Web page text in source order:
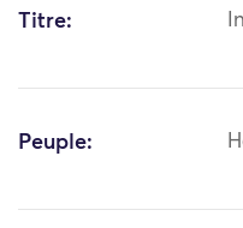
Titre:
Peuple: